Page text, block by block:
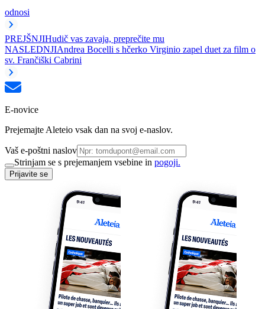
odnosi
PREJŠNJIHudič vas zavaja, preprečite mu
NASLEDNJIAndrea Bocelli s hčerko Virginio zapel duet za film o
sv. Frančiški Cabrini
E-novice
Prejemajte Aleteio vsak dan na svoj e-naslov.
Vaš e-poštni naslov
Strinjam se s prejemanjem vsebine in pogoji.
Prijavite se